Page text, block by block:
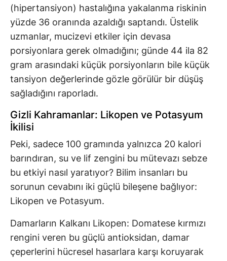
(hipertansiyon) hastalığına yakalanma riskinin
yüzde 36 oranında azaldığı saptandı. Üstelik
uzmanlar, mucizevi etkiler için devasa
porsiyonlara gerek olmadığını; günde 44 ila 82
gram arasındaki küçük porsiyonların bile küçük
tansiyon değerlerinde gözle görülür bir düşüş
sağladığını raporladı.
Gizli Kahramanlar: Likopen ve Potasyum
İkilisi
Peki, sadece 100 gramında yalnızca 20 kalori
barındıran, su ve lif zengini bu mütevazı sebze
bu etkiyi nasıl yaratıyor? Bilim insanları bu
sorunun cevabını iki güçlü bileşene bağlıyor:
Likopen ve Potasyum.
Damarların Kalkanı Likopen: Domatese kırmızı
rengini veren bu güçlü antioksidan, damar
çeperlerini hücresel hasarlara karşı koruyarak